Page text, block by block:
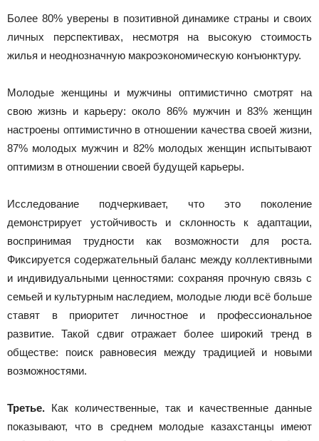
Более 80% уверены в позитивной динамике страны и своих
личных перспективах, несмотря на высокую стоимость
жилья и неоднозначную макроэкономическую конъюнктуру.
Молодые женщины и мужчины оптимистично смотрят на
свою жизнь и карьеру: около 86% мужчин и 83% женщин
настроены оптимистично в отношении качества своей жизни,
87% молодых мужчин и 82% молодых женщин испытывают
оптимизм в отношении своей будущей карьеры.
Исследование подчеркивает, что это поколение
демонстрирует устойчивость и склонность к адаптации,
воспринимая трудности как возможности для роста.
Фиксируется содержательный баланс между коллективными
и индивидуальными ценностями: сохраняя прочную связь с
семьей и культурным наследием, молодые люди всё больше
ставят в приоритет личностное и профессиональное
развитие. Такой сдвиг отражает более широкий тренд в
обществе: поиск равновесия между традицией и новыми
возможностями.
Третье. Как количественные, так и качественные данные
показывают, что в среднем молодые казахстанцы имеют